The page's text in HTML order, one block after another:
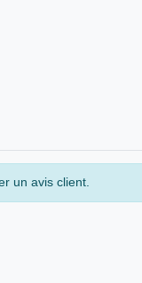
un avis client.